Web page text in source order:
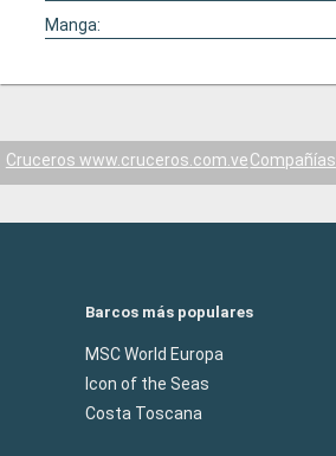
Manga:
Cruceros www.cruceros.com.veCompañías
Barcos más populares
MSC World Europa
Icon of the Seas
Costa Toscana